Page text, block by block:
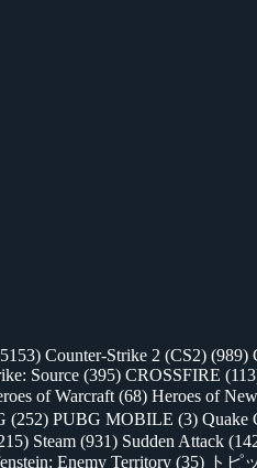
Counter-Strike 2 (CS2) (989)
Source (395) CROSSFIRE
of Warcraft (68) Heroes of
(252) PUBG MOBILE (3) Quake
Steam (931) Sudden Attack
Enemy Territory (35) トピ